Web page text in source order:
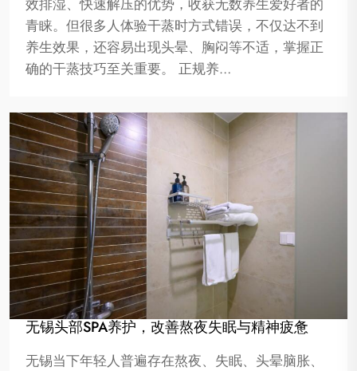
效排湿、快速解压的优势，收获无数养生爱好者的
青睐。但很多人体验干蒸时方式错误，不仅达不到
养生效果，还容易出现头晕、胸闷等不适，掌握正
确的干蒸技巧至关重要。 正规养…
无锡头部SPA养护，改善熬夜失眠与精神疲惫
无锡当下年轻人普遍存在熬夜、失眠、头晕脑胀、